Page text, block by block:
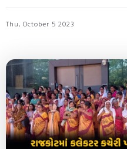
Thu, October 5 2023